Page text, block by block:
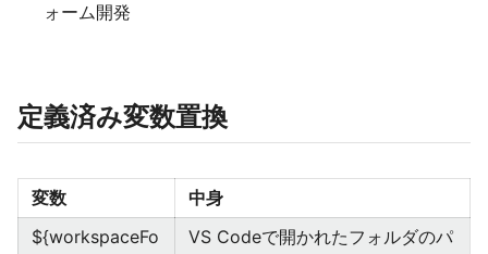
ォーム開発
定義済み変数置換
変数
中身
${workspaceFo
VS Codeで開かれたフォルダのパ